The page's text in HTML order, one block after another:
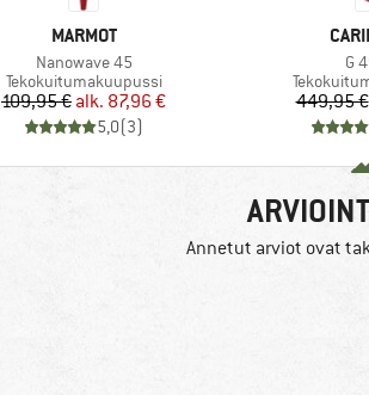
MERKKI
MARMOT
Tuote
Nanowave 45
Tuoteryhmä
Tekokuitumakuupussi
Hinta
109,95 € Alennettu hinta
alk. 87,96 €
5,0(3)
G
449,95 €
Annetut arviot ovat